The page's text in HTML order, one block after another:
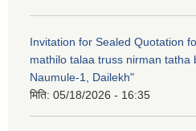
Invitation for Sealed Quotation
mathilo talaa truss nirman tatha
Naumule-1, Dailekh"
मिति: 05/18/2026 - 16:35